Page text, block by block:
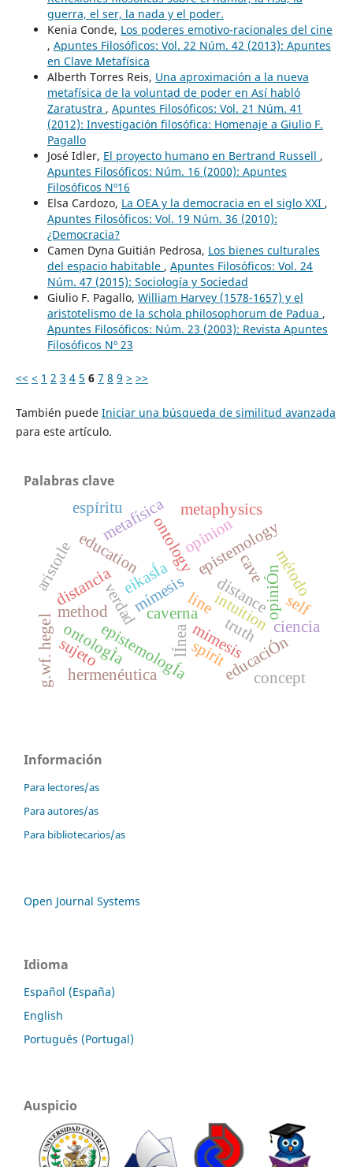
guerra, el ser, la nada y el poder.
Kenia Conde, Los poderes emotivo-racionales del cine
, Apuntes Filosóficos: Vol. 22 Núm. 42 (2013): Apuntes
en Clave Metafísica
Alberth Torres Reis, Una aproximación a la nueva
metafísica de la voluntad de poder en Así habló
Zaratustra , Apuntes Filosóficos: Vol. 21 Núm. 41
(2012): Investigación filosófica: Homenaje a Giulio F.
Pagallo
José Idler, El proyecto humano en Bertrand Russell ,
Apuntes Filosóficos: Núm. 16 (2000): Apuntes
Filosóficos Nº16
Elsa Cardozo, La OEA y la democracia en el siglo XXI ,
Apuntes Filosóficos: Vol. 19 Núm. 36 (2010):
¿Democracia?
Camen Dyna Guitián Pedrosa, Los bienes culturales
del espacio habitable , Apuntes Filosóficos: Vol. 24
Núm. 47 (2015): Sociología y Sociedad
Giulio F. Pagallo, William Harvey (1578-1657) y el
aristotelismo de la schola philosophorum de Padua ,
Apuntes Filosóficos: Núm. 23 (2003): Revista Apuntes
Filosóficos Nº 23
<< < 1 2 3 4 5 6 7 8 9 > >>
También puede Iniciar una búsqueda de similitud avanzada
para este artículo.
Palabras clave
mímesis
verdad
distancia
mimesis
truth
distance
lÍnea
caverna
epistemologÍa educaciÓn
ontologÌa
opiniÓn
eikasÍa
line
cave
epistemology
education ontologyopinion
metafísica
método
aristotle
metaphysics
method
g.wf. hegel
espíritu
concept
intuition
spirit
hermenéutica
ciencia
sujeto
self
Información
Para lectores/as
Para autores/as
Para bibliotecarios/as
Open Journal Systems
Idioma
Español (España)
English
Português (Portugal)
Auspicio